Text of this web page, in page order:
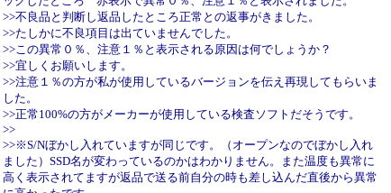
>>不良品と判断し返品したところ正常との返事がきました。
>>たしかに不良項目は出ていませんでした。
>>この異常０％、注意１％と表示される原因は何でしょうか？
>>宜しくお願いします。
>>注意１％の方が私が使用しているバージョンを伝え再現してもらいま
した。
>>正常100%の方がメーカーが使用している検査ソフトだそうです。
>>
>>※S/Nぼかし入れていますが同じです。（オープンなのでぼかし入れ
ました）SSD名が変わっているのかはわかりません。また温度も異常に
高く表示されてますが返品で送る前自分の時も差し込んだ直後から異常